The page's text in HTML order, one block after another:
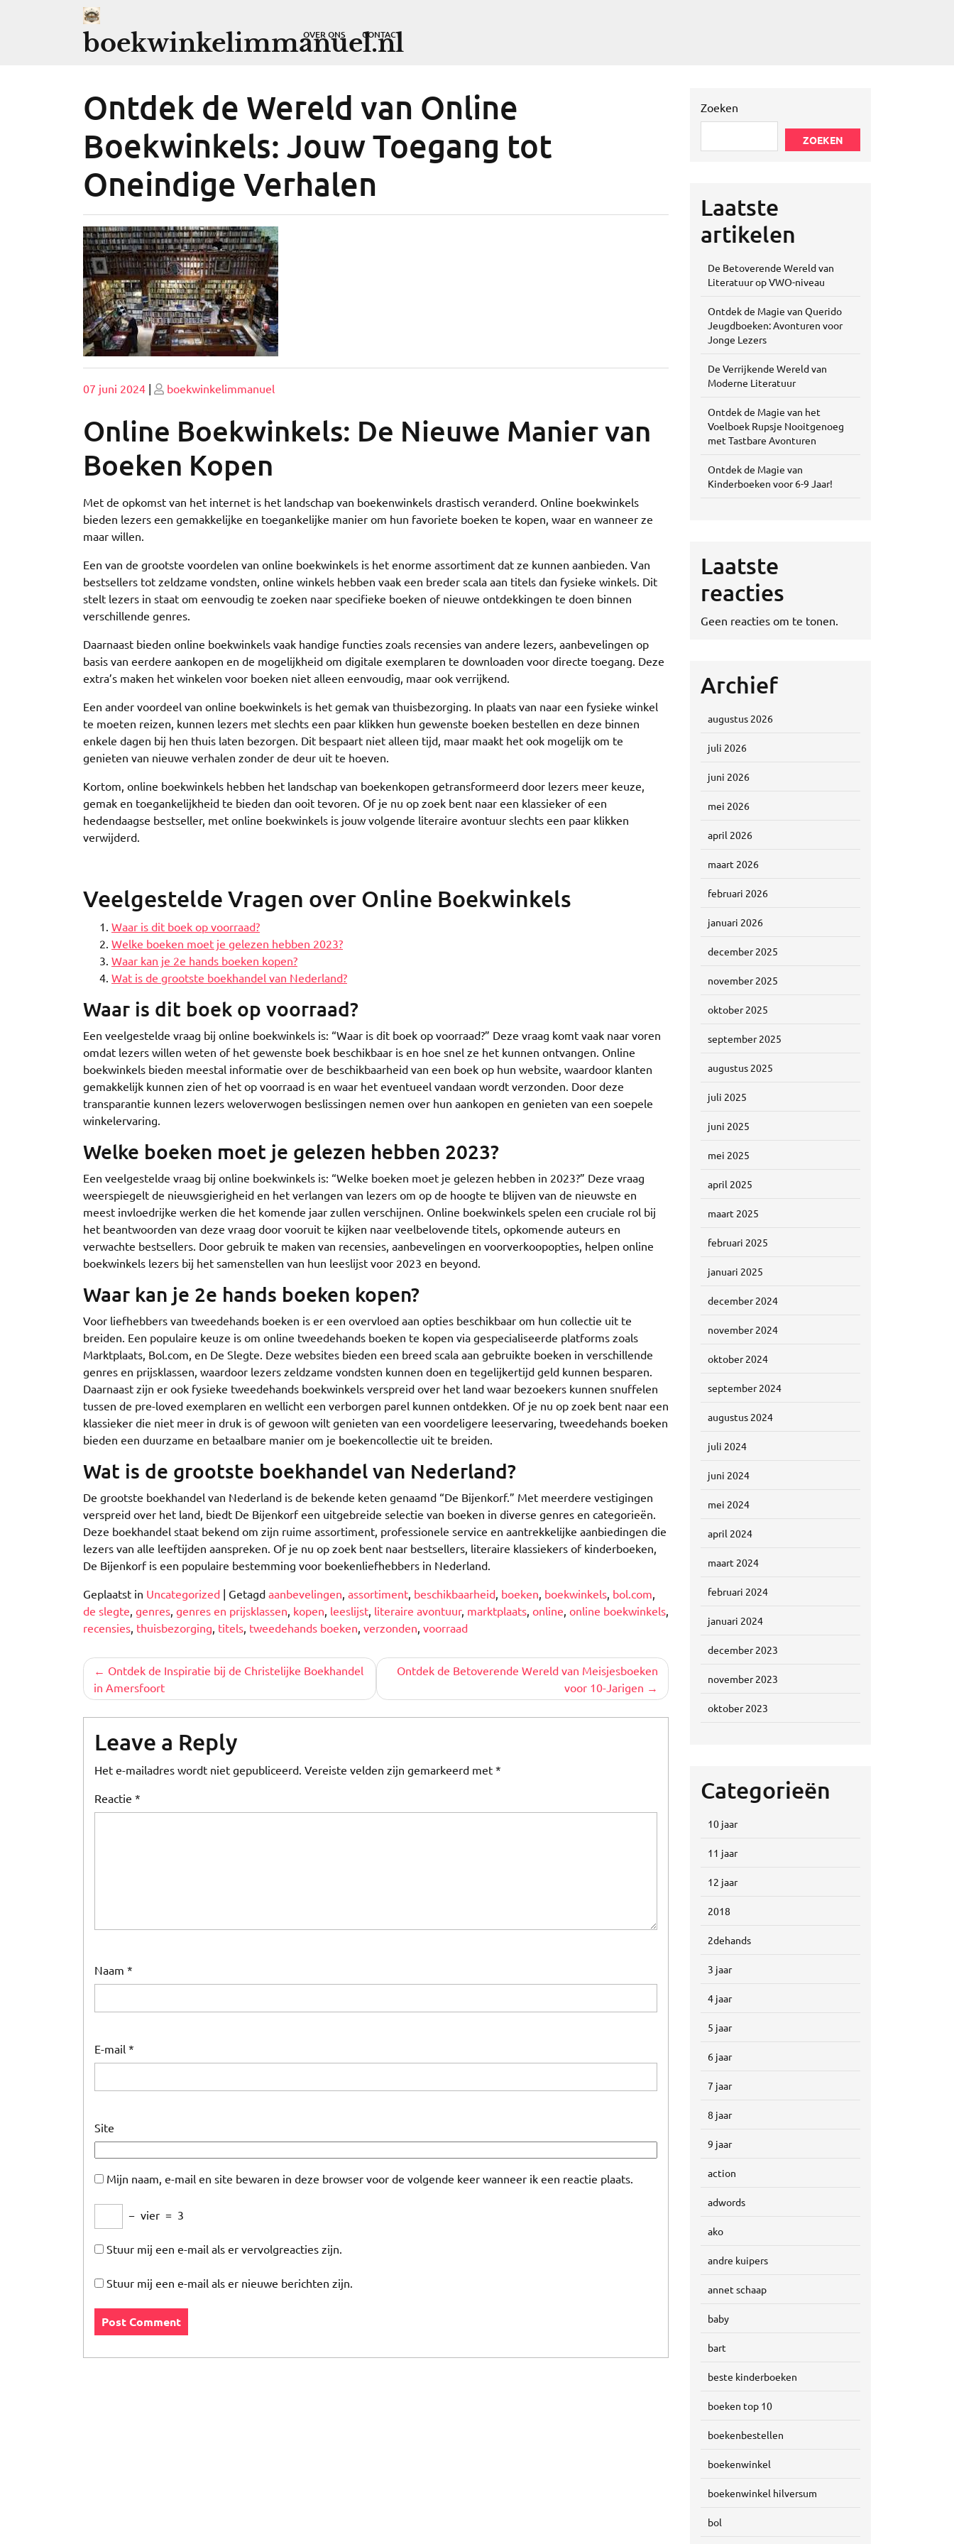
boekwinkelimmanuel.nl
OVER ONS CONTACT
Ontdek de Wereld van Online
Boekwinkels: Jouw Toegang tot
Oneindige Verhalen
Geplaatst
07 juni 2024 | Geplaatst
boekwinkelimmanuel
Online Boekwinkels: De Nieuwe Manier van
Boeken Kopen
Met de opkomst van het internet is het landschap van boekenwinkels drastisch veranderd. Online boekwinkels
bieden lezers een gemakkelijke en toegankelijke manier om hun favoriete boeken te kopen, waar en wanneer ze
maar willen.
Een van de grootste voordelen van online boekwinkels is het enorme assortiment dat ze kunnen aanbieden. Van
bestsellers tot zeldzame vondsten, online winkels hebben vaak een breder scala aan titels dan fysieke winkels. Dit
stelt lezers in staat om eenvoudig te zoeken naar specifieke boeken of nieuwe ontdekkingen te doen binnen
verschillende genres.
Daarnaast bieden online boekwinkels vaak handige functies zoals recensies van andere lezers, aanbevelingen op
basis van eerdere aankopen en de mogelijkheid om digitale exemplaren te downloaden voor directe toegang. Deze
extra’s maken het winkelen voor boeken niet alleen eenvoudig, maar ook verrijkend.
Een ander voordeel van online boekwinkels is het gemak van thuisbezorging. In plaats van naar een fysieke winkel
te moeten reizen, kunnen lezers met slechts een paar klikken hun gewenste boeken bestellen en deze binnen
enkele dagen bij hen thuis laten bezorgen. Dit bespaart niet alleen tijd, maar maakt het ook mogelijk om te
genieten van nieuwe verhalen zonder de deur uit te hoeven.
Kortom, online boekwinkels hebben het landschap van boekenkopen getransformeerd door lezers meer keuze,
gemak en toegankelijkheid te bieden dan ooit tevoren. Of je nu op zoek bent naar een klassieker of een
hedendaagse bestseller, met online boekwinkels is jouw volgende literaire avontuur slechts een paar klikken
verwijderd.
Veelgestelde Vragen over Online Boekwinkels
Waar is dit boek op voorraad?
Welke boeken moet je gelezen hebben 2023?
Waar kan je 2e hands boeken kopen?
Wat is de grootste boekhandel van Nederland?
Waar is dit boek op voorraad?
Een veelgestelde vraag bij online boekwinkels is: “Waar is dit boek op voorraad?” Deze vraag komt vaak naar voren
omdat lezers willen weten of het gewenste boek beschikbaar is en hoe snel ze het kunnen ontvangen. Online
boekwinkels bieden meestal informatie over de beschikbaarheid van een boek op hun website, waardoor klanten
gemakkelijk kunnen zien of het op voorraad is en waar het eventueel vandaan wordt verzonden. Door deze
transparantie kunnen lezers weloverwogen beslissingen nemen over hun aankopen en genieten van een soepele
winkelervaring.
Welke boeken moet je gelezen hebben 2023?
Een veelgestelde vraag bij online boekwinkels is: “Welke boeken moet je gelezen hebben in 2023?” Deze vraag
weerspiegelt de nieuwsgierigheid en het verlangen van lezers om op de hoogte te blijven van de nieuwste en
meest invloedrijke werken die het komende jaar zullen verschijnen. Online boekwinkels spelen een cruciale rol bij
het beantwoorden van deze vraag door vooruit te kijken naar veelbelovende titels, opkomende auteurs en
verwachte bestsellers. Door gebruik te maken van recensies, aanbevelingen en voorverkoopopties, helpen online
boekwinkels lezers bij het samenstellen van hun leeslijst voor 2023 en beyond.
Waar kan je 2e hands boeken kopen?
Voor liefhebbers van tweedehands boeken is er een overvloed aan opties beschikbaar om hun collectie uit te
breiden. Een populaire keuze is om online tweedehands boeken te kopen via gespecialiseerde platforms zoals
Marktplaats, Bol.com, en De Slegte. Deze websites bieden een breed scala aan gebruikte boeken in verschillende
genres en prijsklassen, waardoor lezers zeldzame vondsten kunnen doen en tegelijkertijd geld kunnen besparen.
Daarnaast zijn er ook fysieke tweedehands boekwinkels verspreid over het land waar bezoekers kunnen snuffelen
tussen de pre-loved exemplaren en wellicht een verborgen parel kunnen ontdekken. Of je nu op zoek bent naar een
klassieker die niet meer in druk is of gewoon wilt genieten van een voordeligere leeservaring, tweedehands boeken
bieden een duurzame en betaalbare manier om je boekencollectie uit te breiden.
Wat is de grootste boekhandel van Nederland?
De grootste boekhandel van Nederland is de bekende keten genaamd “De Bijenkorf.” Met meerdere vestigingen
verspreid over het land, biedt De Bijenkorf een uitgebreide selectie van boeken in diverse genres en categorieën.
Deze boekhandel staat bekend om zijn ruime assortiment, professionele service en aantrekkelijke aanbiedingen die
lezers van alle leeftijden aanspreken. Of je nu op zoek bent naar bestsellers, literaire klassiekers of kinderboeken,
De Bijenkorf is een populaire bestemming voor boekenliefhebbers in Nederland.
Geplaatst in Uncategorized | Getagd aanbevelingen, assortiment, beschikbaarheid, boeken, boekwinkels, bol.com,
de slegte, genres, genres en prijsklassen, kopen, leeslijst, literaire avontuur, marktplaats, online, online boekwinkels,
recensies, thuisbezorging, titels, tweedehands boeken, verzonden, voorraad
Berichtnavigatie
Ontdek de Inspiratie bij de Christelijke Boekhandel
in Amersfoort
Ontdek de Betoverende Wereld van Meisjesboeken
voor 10-Jarigen
Leave a Reply
Het e-mailadres wordt niet gepubliceerd. Vereiste velden zijn gemarkeerd met *
Reactie *
Naam *
E-mail *
Site
Mijn naam, e-mail en site bewaren in deze browser voor de volgende keer wanneer ik een reactie plaats.
− vier = 3
Stuur mij een e-mail als er vervolgreacties zijn.
Stuur mij een e-mail als er nieuwe berichten zijn.
Zoeken
ZOEKEN
Laatste
artikelen
De Betoverende Wereld van
Literatuur op VWO-niveau
Ontdek de Magie van Querido
Jeugdboeken: Avonturen voor
Jonge Lezers
De Verrijkende Wereld van
Moderne Literatuur
Ontdek de Magie van het
Voelboek Rupsje Nooitgenoeg
met Tastbare Avonturen
Ontdek de Magie van
Kinderboeken voor 6-9 Jaar!
Laatste
reacties
Geen reacties om te tonen.
Archief
augustus 2026
juli 2026
juni 2026
mei 2026
april 2026
maart 2026
februari 2026
januari 2026
december 2025
november 2025
oktober 2025
september 2025
augustus 2025
juli 2025
juni 2025
mei 2025
april 2025
maart 2025
februari 2025
januari 2025
december 2024
november 2024
oktober 2024
september 2024
augustus 2024
juli 2024
juni 2024
mei 2024
april 2024
maart 2024
februari 2024
januari 2024
december 2023
november 2023
oktober 2023
Categorieën
10 jaar
11 jaar
12 jaar
2018
2dehands
3 jaar
4 jaar
5 jaar
6 jaar
7 jaar
8 jaar
9 jaar
action
adwords
ako
andre kuipers
annet schaap
baby
bart
beste kinderboeken
boeken top 10
boekenbestellen
boekenwinkel
boekenwinkel hilversum
bol